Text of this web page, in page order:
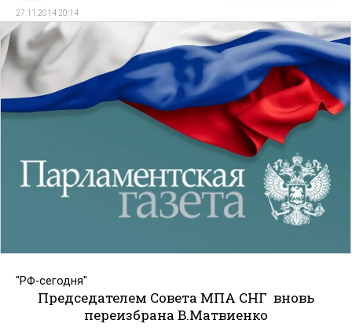
27.11.2014 20:14
"РФ-сегодня"
Председателем Совета МПА СНГ вновь
переизбрана В.Матвиенко